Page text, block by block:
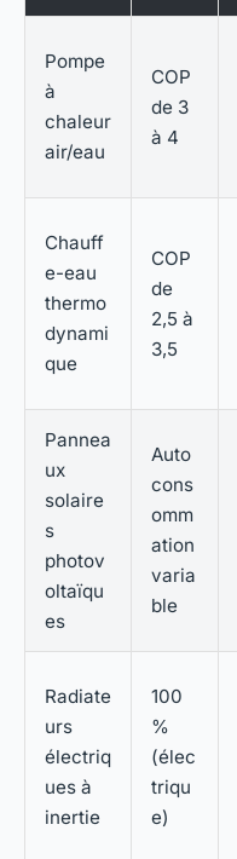
Pompe
à
chaleur
air/eau
COP
de 3
à 4
Chauff
e-eau
thermo
dynami
que
COP
de
2,5 à
3,5
Pannea
ux
solaire
s
photov
oltaïqu
es
Auto
cons
omm
ation
varia
ble
Radiate
urs
électriq
ues à
inertie
100
%
(élec
triqu
e)